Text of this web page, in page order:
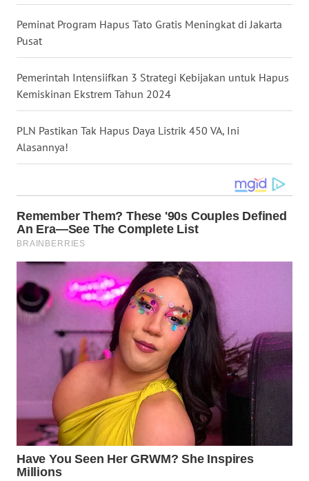
Peminat Program Hapus Tato Gratis Meningkat di Jakarta
Pusat
Pemerintah Intensiifkan 3 Strategi Kebijakan untuk Hapus
Kemiskinan Ekstrem Tahun 2024
PLN Pastikan Tak Hapus Daya Listrik 450 VA, Ini
Alasannya!
WN
KALTARA
KALSEL
KALTIM
WN
SULSEL
GORONTALO
SULUT
WN
MALUKU